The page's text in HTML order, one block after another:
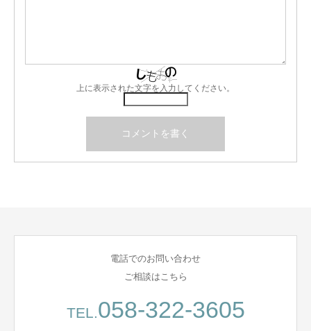
上に表示された文字を入力してください。
電話でのお問い合わせ
ご相談はこちら
TEL.058-322-3605